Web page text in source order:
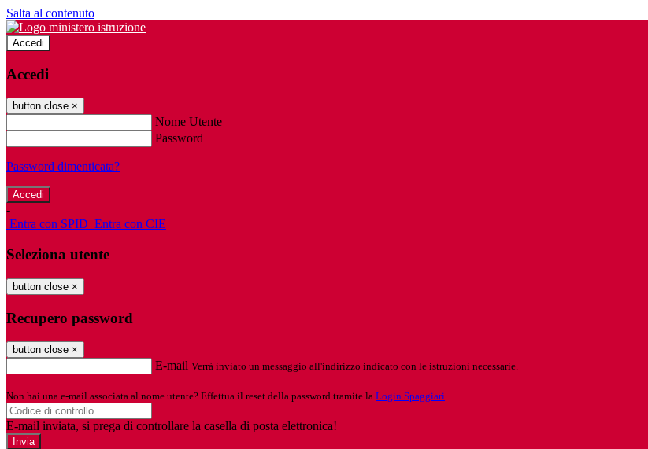
Salta al contenuto
Accedi
Accedi
button close ×
Nome Utente
Password
Password dimenticata?
-
Entra con SPID Entra con CIE
Seleziona utente
button close ×
Recupero password
button close ×
E-mail Verrà inviato un messaggio all'indirizzo indicato con le istruzioni necessarie.
Non hai una e-mail associata al nome utente? Effettua il reset della password tramite la Login Spaggiari
E-mail inviata, si prega di controllare la casella di posta elettronica!